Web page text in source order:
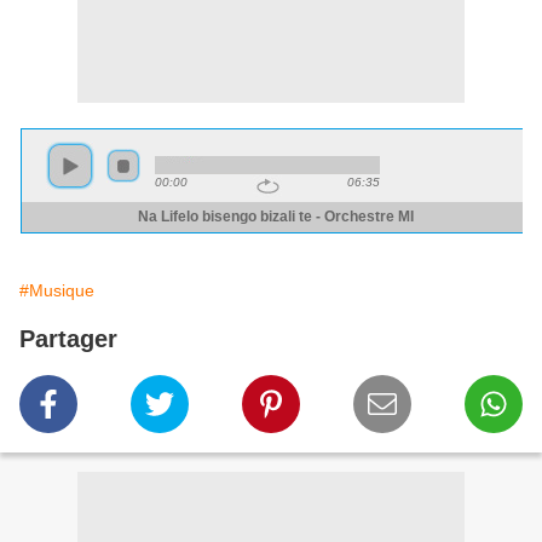
#Musique
Partager